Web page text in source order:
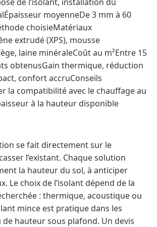
moyenneDe 3 mm à 60
choisieMatériaux
extrudé (XPS), mousse
laine minéraleCoût au m²Entre 15
obtenusGain thermique, réduction
confort accruConseils
la compatibilité avec le chauffage au
à la hauteur disponible
se fait directement sur le
l’existant. Chaque solution
la hauteur du sol, à anticiper
Le choix de l’isolant dépend de la
: thermique, acoustique ou
mince est pratique dans les
de hauteur sous plafond. Un devis